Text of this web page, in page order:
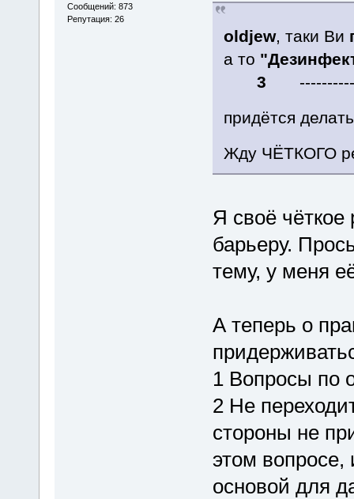
Сообщений: 873
Репутация: 26
oldjew, таки Ви
а то
3
придётся
Жду ЧЁТКОГО
Я своё
барьеру.
тему, у меня
А теперь о
1 Вопросы по
2 Не
стороны не
этом вопросе,
основой для